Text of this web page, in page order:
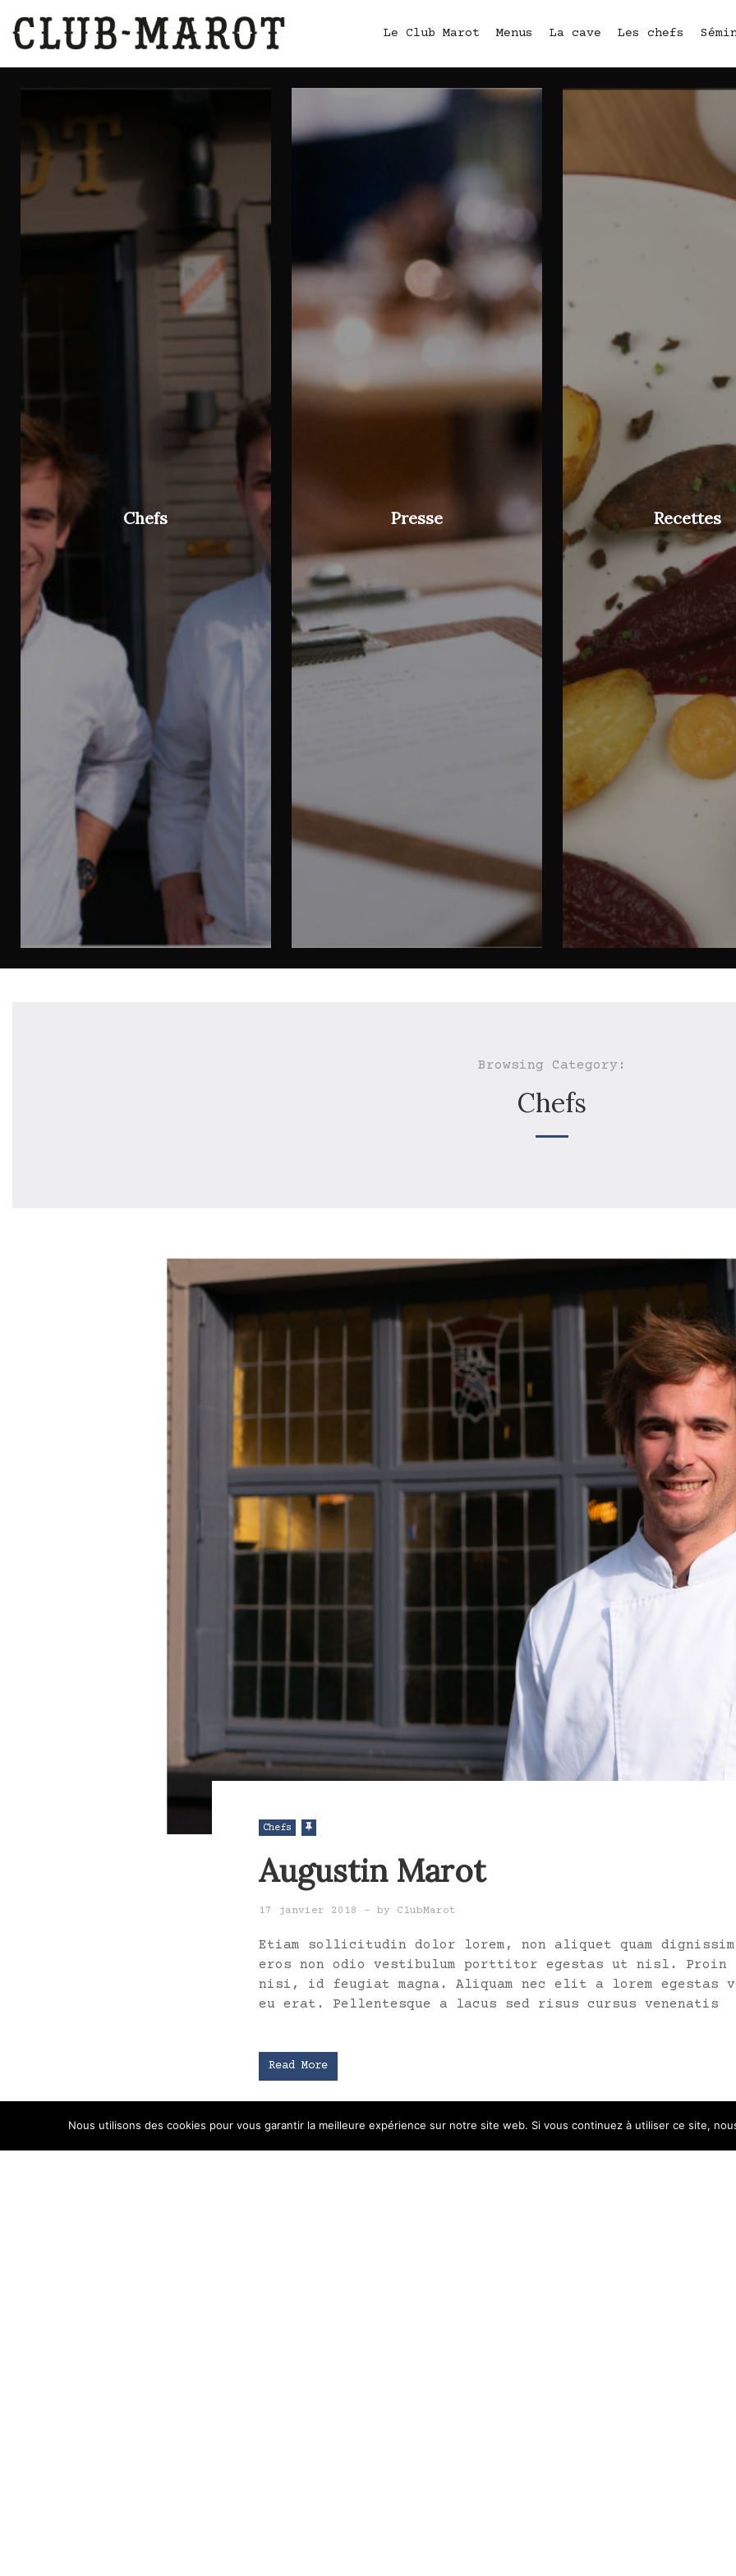
Le Club Marot Menus La cave Les chefs
Chefs Presse Recettes
Browsing Category:
Chefs
Chefs
Augustin Marot
17 janvier 2018 - by ClubMarot
Etiam sollicitudin dolor lorem, non aliquet quam
eros non odio vestibulum porttitor egestas ut nisl. Proin
nisi, id feugiat magna. Aliquam nec elit a lorem egestas
eu erat. Pellentesque a lacus sed risus cursus venenatis
Read More
Nous utilisons des cookies pour vous garantir la meilleure expérience sur notre site web. Si vous continuez à utiliser ce site,